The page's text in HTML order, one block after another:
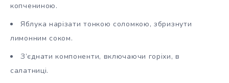
копчениною.
Яблука нарізати тонкою соломкою, збризнути
лимонним соком.
З’єднати компоненти, включаючи горіхи, в
салатниці.